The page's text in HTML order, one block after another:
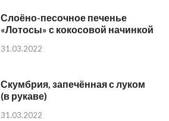
Слоёно-песочное печенье
«Лотосы» с кокосовой начинкой
31.03.2022
Скумбрия, запечённая с луком
(в рукаве)
31.03.2022